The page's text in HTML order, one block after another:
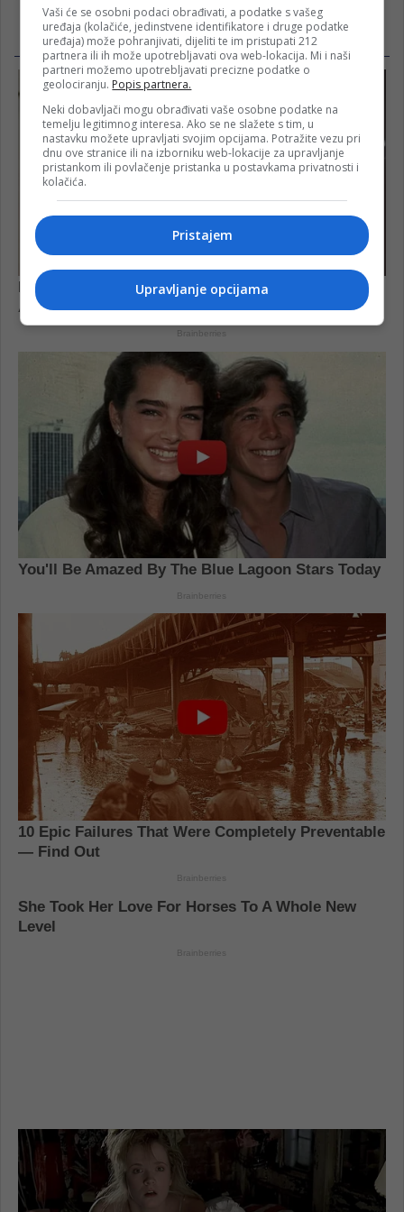
Vaši će se osobni podaci obrađivati, a podatke s vašeg
uređaja (kolačiće, jedinstvene identifikatore i druge podatke
uređaja) može pohranjivati, dijeliti te im pristupati 212
partnera ili ih može upotrebljavati ova web-lokacija. Mi i naši
partneri možemo upotrebljavati precizne podatke o
geolociranju. Popis partnera.
Neki dobavljači mogu obrađivati vaše osobne podatke na
temelju legitimnog interesa. Ako se ne slažete s tim, u
nastavku možete upravljati svojim opcijama. Potražite vezu pri
dnu ove stranice ili na izborniku web-lokacije za upravljanje
pristankom ili povlačenje pristanka u postavkama privatnosti i
kolačića.
Pristajem
Upravljanje opcijama